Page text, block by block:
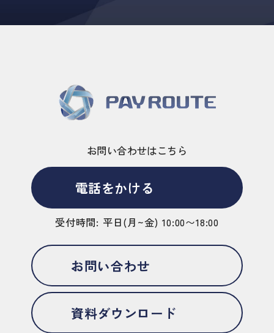
お問い合わせはこちら
電話をかける
受付時間: 平日(月~金) 10:00〜18:00
お問い合わせ
資料ダウンロード